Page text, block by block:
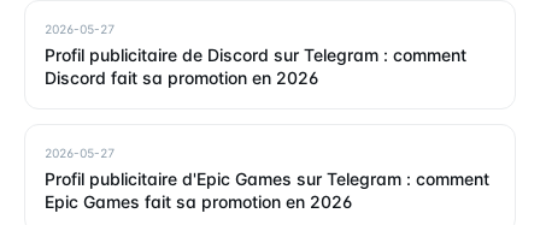
2026-05-27
Profil publicitaire de Discord sur Telegram : comment
Discord fait sa promotion en 2026
2026-05-27
Profil publicitaire d'Epic Games sur Telegram : comment
Epic Games fait sa promotion en 2026